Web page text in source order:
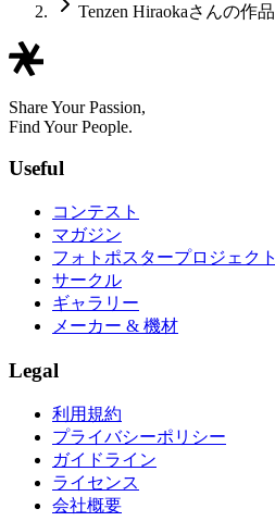
Tenzen Hiraokaさんの作品
Share Your Passion,
Find Your People.
Useful
コンテスト
マガジン
フォトポスタープロジェクト
サークル
ギャラリー
メーカー & 機材
Legal
利用規約
プライバシーポリシー
ガイドライン
ライセンス
会社概要